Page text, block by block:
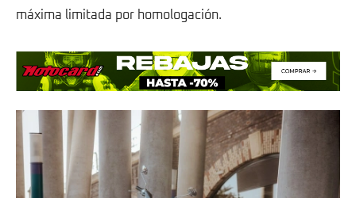
máxima limitada por homologación.